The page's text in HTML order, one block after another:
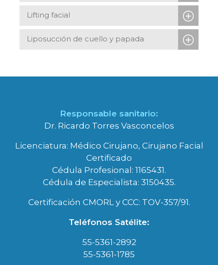
Lifting facial
Liposucción de cuello y papada
Responsable sanitario:
Dr. Ricardo Torres Vasconcelos
Licenciatura: Médico Cirujano, Cirujano Facial
Certificado
Cédula Profesional: 1165431.
Cédula de Especialista: 3150435.
Certificación CMORL y CCC: TOV-357/91.
Teléfonos Satélite:
55-5361-2892
55-5361-1785